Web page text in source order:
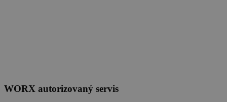
WORX autorizovaný servis